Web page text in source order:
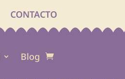
CONTACTO
Blog